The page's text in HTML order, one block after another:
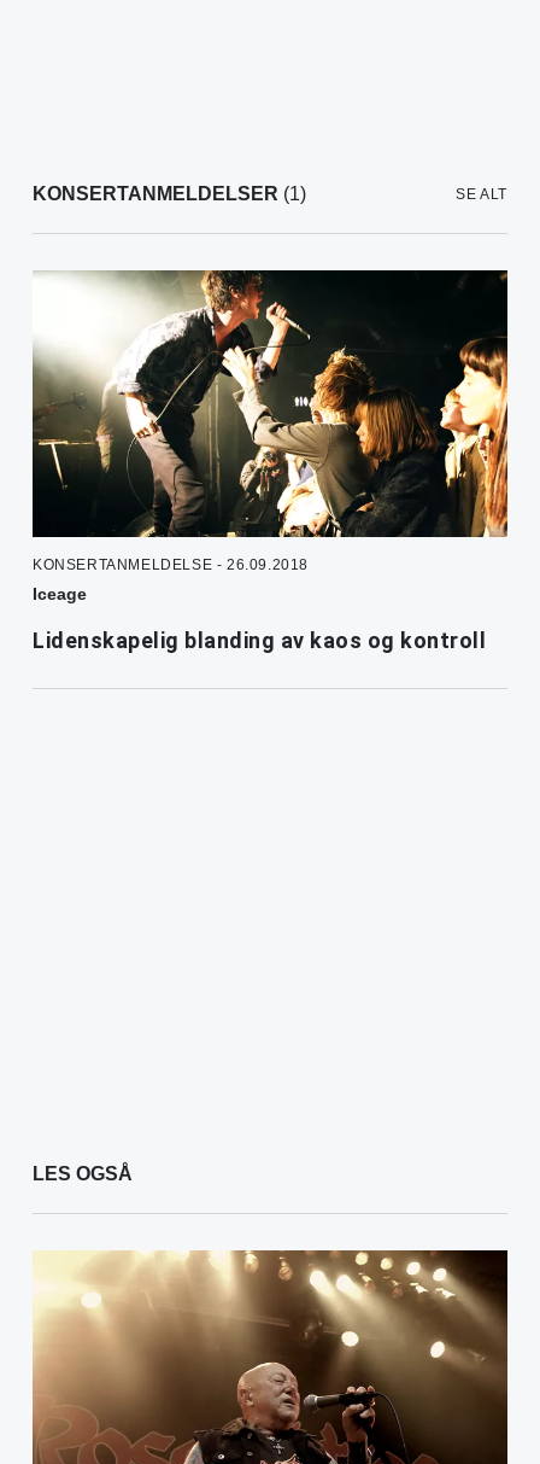
KONSERTANMELDELSER (1) SE ALT
KONSERTANMELDELSE - 26.09.2018
Iceage
Lidenskapelig blanding av kaos og kontroll
LES OGSÅ